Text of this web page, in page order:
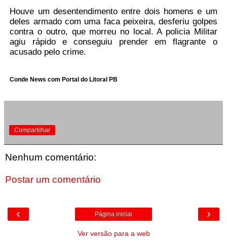
Houve um desentendimento entre dois homens e um
deles armado com uma faca peixeira, desferiu golpes
contra o outro, que morreu no local. A policia Militar
agiu rápido e conseguiu prender em flagrante o
acusado pelo crime.
Conde News com Portal do Litoral PB
Compartilhar
Nenhum comentário:
Postar um comentário
‹ ›
Página inicial
Ver versão para a web